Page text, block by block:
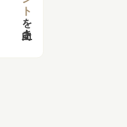
を
向上さ
た